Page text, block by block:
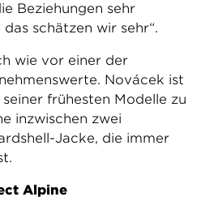
Beziehungen sehr
schätzen wir sehr“.
wie vor einer der
Nováček ist
frühesten Modelle zu
inzwischen zwei
Jacke, die immer
Alpine